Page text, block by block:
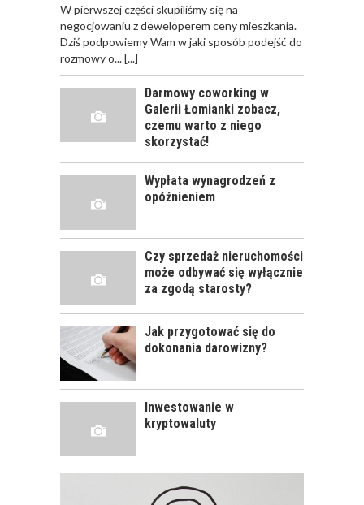
W pierwszej części skupiliśmy się na
negocjowaniu z deweloperem ceny mieszkania.
Dziś podpowiemy Wam w jaki sposób podejść do
rozmowy o...[...]
Darmowy coworking w
Galerii Łomianki zobacz,
czemu warto z niego
skorzystać!
Wypłata wynagrodzeń z
opóźnieniem
Czy sprzedaż nieruchomości
może odbywać się wyłącznie
za zgodą starosty?
Jak przygotować się do
dokonania darowizny?
Inwestowanie w
kryptowaluty